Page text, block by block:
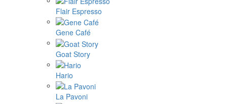
Flair Espresso
Gene Café
Goat Story
Hario
La Pavoni